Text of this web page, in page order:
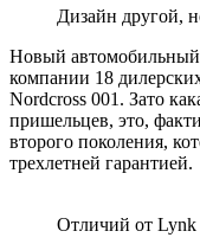
Дизайн другой,
Новый автомобильный
компании 18
Nordcross 001. Зато
пришельцев, это,
второго поколения,
трехлетней гарантией.
Отличий от Lynk